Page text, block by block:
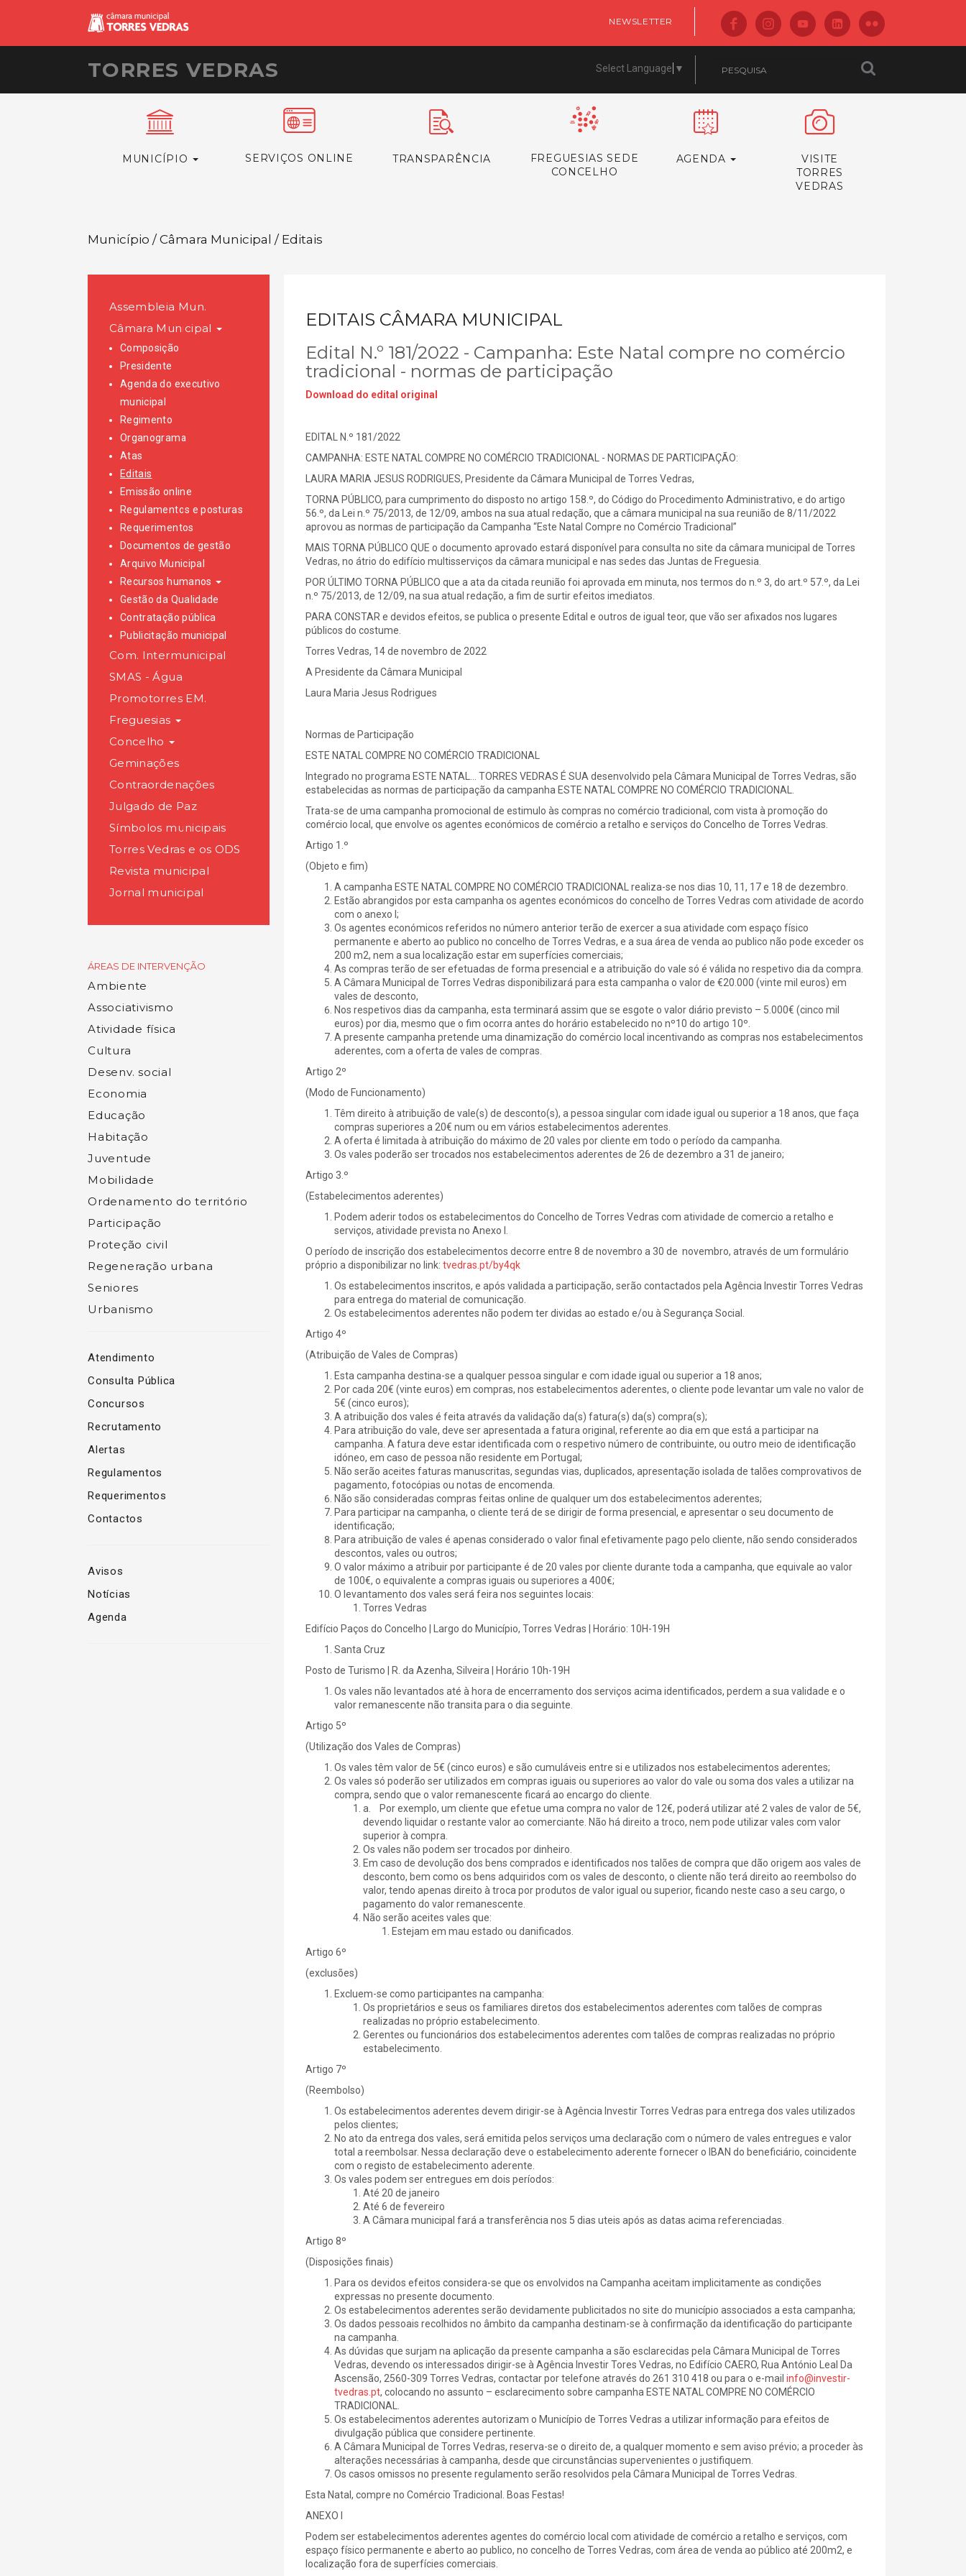
NEWSLETTER
TORRES VEDRAS Select Language ▼
MUNICÍPIO SERVIÇOS ONLINE TRANSPARÊNCIA
FREGUESIAS SEDE
CONCELHO
AGENDA
VISITE
TORRES
VEDRAS
Município / Câmara Municipal / Editais
Assembleia Mun.
Câmara Municipal
Composição
Presidente
Agenda do executivo
municipal
Regimento
Organograma
Atas
Editais
Emissão online
Regulamentos e posturas
Requerimentos
Documentos de gestão
Arquivo Municipal
Recursos humanos
Gestão da Qualidade
Contratação pública
Publicitação municipal
Com. Intermunicipal
SMAS - Água
Promotorres EM.
Freguesias
Concelho
Geminações
Contraordenações
Julgado de Paz
Símbolos municipais
Torres Vedras e os ODS
Revista municipal
Jornal municipal
ÁREAS DE INTERVENÇÃO
Ambiente
Associativismo
Atividade física
Cultura
Desenv. social
Economia
Educação
Habitação
Juventude
Mobilidade
Ordenamento do território
Participação
Proteção civil
Regeneração urbana
Seniores
Urbanismo
Atendimento
Consulta Pública
Concursos
Recrutamento
Alertas
Regulamentos
Requerimentos
Contactos
Avisos
Notícias
Agenda
EDITAIS CÂMARA MUNICIPAL
Edital N.º 181/2022 - Campanha: Este Natal compre no comércio
tradicional - normas de participação
Download do edital original
EDITAL N.º 181/2022
CAMPANHA: ESTE NATAL COMPRE NO COMÉRCIO TRADICIONAL - NORMAS DE PARTICIPAÇÃO:
LAURA MARIA JESUS RODRIGUES, Presidente da Câmara Municipal de Torres Vedras,
TORNA PÚBLICO, para cumprimento do disposto no artigo 158.º, do Código do Procedimento Administrativo, e do artigo
56.º, da Lei n.º 75/2013, de 12/09, ambos na sua atual redação, que a câmara municipal na sua reunião de 8/11/2022
aprovou as normas de participação da Campanha “Este Natal Compre no Comércio Tradicional”
MAIS TORNA PÚBLICO QUE o documento aprovado estará disponível para consulta no site da câmara municipal de Torres
Vedras, no átrio do edifício multisserviços da câmara municipal e nas sedes das Juntas de Freguesia.
POR ÚLTIMO TORNA PÚBLICO que a ata da citada reunião foi aprovada em minuta, nos termos do n.º 3, do art.º 57.º, da Lei
n.º 75/2013, de 12/09, na sua atual redação, a fim de surtir efeitos imediatos.
PARA CONSTAR e devidos efeitos, se publica o presente Edital e outros de igual teor, que vão ser afixados nos lugares
públicos do costume.
Torres Vedras, 14 de novembro de 2022
A Presidente da Câmara Municipal
Laura Maria Jesus Rodrigues
Normas de Participação
ESTE NATAL COMPRE NO COMÉRCIO TRADICIONAL
Integrado no programa ESTE NATAL… TORRES VEDRAS É SUA desenvolvido pela Câmara Municipal de Torres Vedras, são
estabelecidas as normas de participação da campanha ESTE NATAL COMPRE NO COMÉRCIO TRADICIONAL.
Trata-se de uma campanha promocional de estimulo às compras no comércio tradicional, com vista à promoção do
comércio local, que envolve os agentes económicos de comércio a retalho e serviços do Concelho de Torres Vedras.
Artigo 1.º
(Objeto e fim)
A campanha ESTE NATAL COMPRE NO COMÉRCIO TRADICIONAL realiza-se nos dias 10, 11, 17 e 18 de dezembro.
Estão abrangidos por esta campanha os agentes económicos do concelho de Torres Vedras com atividade de acordo
com o anexo I;
Os agentes económicos referidos no número anterior terão de exercer a sua atividade com espaço físico
permanente e aberto ao publico no concelho de Torres Vedras, e a sua área de venda ao publico não pode exceder os
200 m2, nem a sua localização estar em superfícies comerciais;
As compras terão de ser efetuadas de forma presencial e a atribuição do vale só é válida no respetivo dia da compra.
A Câmara Municipal de Torres Vedras disponibilizará para esta campanha o valor de €20.000 (vinte mil euros) em
vales de desconto,
Nos respetivos dias da campanha, esta terminará assim que se esgote o valor diário previsto – 5.000€ (cinco mil
euros) por dia, mesmo que o fim ocorra antes do horário estabelecido no nº10 do artigo 10º.
A presente campanha pretende uma dinamização do comércio local incentivando as compras nos estabelecimentos
aderentes, com a oferta de vales de compras.
Artigo 2º
(Modo de Funcionamento)
Têm direito à atribuição de vale(s) de desconto(s), a pessoa singular com idade igual ou superior a 18 anos, que faça
compras superiores a 20€ num ou em vários estabelecimentos aderentes.
A oferta é limitada à atribuição do máximo de 20 vales por cliente em todo o período da campanha.
Os vales poderão ser trocados nos estabelecimentos aderentes de 26 de dezembro a 31 de janeiro;
Artigo 3.º
(Estabelecimentos aderentes)
Podem aderir todos os estabelecimentos do Concelho de Torres Vedras com atividade de comercio a retalho e
serviços, atividade prevista no Anexo I.
O período de inscrição dos estabelecimentos decorre entre 8 de novembro a 30 de novembro, através de um formulário
próprio a disponibilizar no link: tvedras.pt/by4qk
Os estabelecimentos inscritos, e após validada a participação, serão contactados pela Agência Investir Torres Vedras
para entrega do material de comunicação.
Os estabelecimentos aderentes não podem ter dividas ao estado e/ou à Segurança Social.
Artigo 4º
(Atribuição de Vales de Compras)
Esta campanha destina-se a qualquer pessoa singular e com idade igual ou superior a 18 anos;
Por cada 20€ (vinte euros) em compras, nos estabelecimentos aderentes, o cliente pode levantar um vale no valor de
5€ (cinco euros);
A atribuição dos vales é feita através da validação da(s) fatura(s) da(s) compra(s);
Para atribuição do vale, deve ser apresentada a fatura original, referente ao dia em que está a participar na
campanha. A fatura deve estar identificada com o respetivo número de contribuinte, ou outro meio de identificação
idóneo, em caso de pessoa não residente em Portugal;
Não serão aceites faturas manuscritas, segundas vias, duplicados, apresentação isolada de talões comprovativos de
pagamento, fotocópias ou notas de encomenda.
Não são consideradas compras feitas online de qualquer um dos estabelecimentos aderentes;
Para participar na campanha, o cliente terá de se dirigir de forma presencial, e apresentar o seu documento de
identificação;
Para atribuição de vales é apenas considerado o valor final efetivamente pago pelo cliente, não sendo considerados
descontos, vales ou outros;
O valor máximo a atribuir por participante é de 20 vales por cliente durante toda a campanha, que equivale ao valor
de 100€, o equivalente a compras iguais ou superiores a 400€;
O levantamento dos vales será feira nos seguintes locais:
Torres Vedras
Edifício Paços do Concelho | Largo do Município, Torres Vedras | Horário: 10H-19H
Santa Cruz
Posto de Turismo | R. da Azenha, Silveira | Horário 10h-19H
Os vales não levantados até à hora de encerramento dos serviços acima identificados, perdem a sua validade e o
valor remanescente não transita para o dia seguinte.
Artigo 5º
(Utilização dos Vales de Compras)
Os vales têm valor de 5€ (cinco euros) e são cumuláveis entre si e utilizados nos estabelecimentos aderentes;
Os vales só poderão ser utilizados em compras iguais ou superiores ao valor do vale ou soma dos vales a utilizar na
compra, sendo que o valor remanescente ficará ao encargo do cliente.
a. Por exemplo, um cliente que efetue uma compra no valor de 12€, poderá utilizar até 2 vales de valor de 5€,
devendo liquidar o restante valor ao comerciante. Não há direito a troco, nem pode utilizar vales com valor
superior à compra.
Os vales não podem ser trocados por dinheiro.
Em caso de devolução dos bens comprados e identificados nos talões de compra que dão origem aos vales de
desconto, bem como os bens adquiridos com os vales de desconto, o cliente não terá direito ao reembolso do
valor, tendo apenas direito à troca por produtos de valor igual ou superior, ficando neste caso a seu cargo, o
pagamento do valor remanescente.
Não serão aceites vales que:
Estejam em mau estado ou danificados.
Artigo 6º
(exclusões)
Excluem-se como participantes na campanha:
Os proprietários e seus os familiares diretos dos estabelecimentos aderentes com talões de compras
realizadas no próprio estabelecimento.
Gerentes ou funcionários dos estabelecimentos aderentes com talões de compras realizadas no próprio
estabelecimento.
Artigo 7º
(Reembolso)
Os estabelecimentos aderentes devem dirigir-se à Agência Investir Torres Vedras para entrega dos vales utilizados
pelos clientes;
No ato da entrega dos vales, será emitida pelos serviços uma declaração com o número de vales entregues e valor
total a reembolsar. Nessa declaração deve o estabelecimento aderente fornecer o IBAN do beneficiário, coincidente
com o registo de estabelecimento aderente.
Os vales podem ser entregues em dois períodos:
Até 20 de janeiro
Até 6 de fevereiro
A Câmara municipal fará a transferência nos 5 dias uteis após as datas acima referenciadas.
Artigo 8º
(Disposições finais)
Para os devidos efeitos considera-se que os envolvidos na Campanha aceitam implicitamente as condições
expressas no presente documento.
Os estabelecimentos aderentes serão devidamente publicitados no site do município associados a esta campanha;
Os dados pessoais recolhidos no âmbito da campanha destinam-se à confirmação da identificação do participante
na campanha.
As dúvidas que surjam na aplicação da presente campanha a são esclarecidas pela Câmara Municipal de Torres
Vedras, devendo os interessados dirigir-se à Agência Investir Tores Vedras, no Edifício CAERO, Rua António Leal Da
Ascensão, 2560-309 Torres Vedras, contactar por telefone através do 261 310 418 ou para o e-mail info@investir-
tvedras.pt, colocando no assunto – esclarecimento sobre campanha ESTE NATAL COMPRE NO COMÉRCIO
TRADICIONAL.
Os estabelecimentos aderentes autorizam o Município de Torres Vedras a utilizar informação para efeitos de
divulgação pública que considere pertinente.
A Câmara Municipal de Torres Vedras, reserva-se o direito de, a qualquer momento e sem aviso prévio; a proceder às
alterações necessárias à campanha, desde que circunstâncias supervenientes o justifiquem.
Os casos omissos no presente regulamento serão resolvidos pela Câmara Municipal de Torres Vedras.
Esta Natal, compre no Comércio Tradicional. Boas Festas!
ANEXO I
Podem ser estabelecimentos aderentes agentes do comércio local com atividade de comércio a retalho e serviços, com
espaço físico permanente e aberto ao publico, no concelho de Torres Vedras, com área de venda ao público até 200m2, e
localização fora de superfícies comerciais.